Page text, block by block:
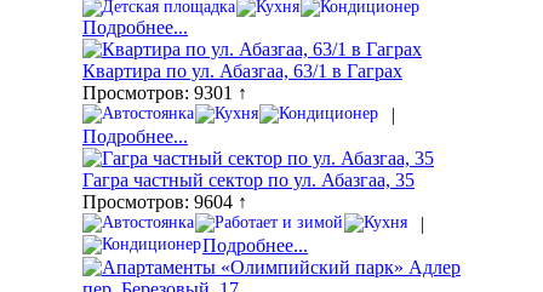
Подробнее...
Квартира по ул. Абазгаа, 63/1 в Гаграх
Просмотров: 9301 ↑
|
Подробнее...
Гагра частный сектор по ул. Абазгаа, 35
Просмотров: 9604 ↑
|
Подробнее...